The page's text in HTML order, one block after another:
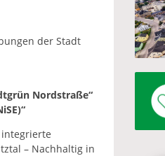
der Stadt
Nordstraße“
– Nachhaltig in